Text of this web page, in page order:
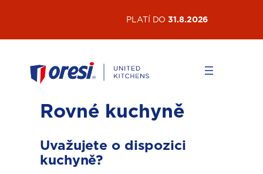
PLATÍ DO31.8.2026
Rovné kuchyně
Uvažujete o dispozici
kuchyně?